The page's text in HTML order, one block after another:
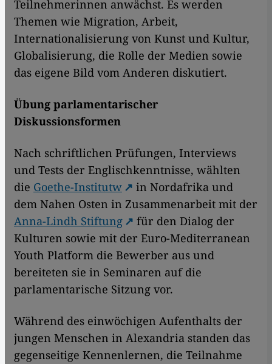
Teilnehmerinnen anwächst. Es werden
Themen wie Migration, Arbeit,
Internationalisierung von Kunst und Kultur,
Globalisierung, die Rolle der Medien sowie
das eigene Bild vom Anderen diskutiert.
Übung parlamentarischer
Diskussionsformen
Nach schriftlichen Prüfungen, Interviews
und Tests der Englischkenntnisse, wählten
die Goethe-Institutw
in Nordafrika und
dem Nahen Osten in Zusammenarbeit mit der
Anna-Lindh Stiftung
für den Dialog der
Kulturen sowie mit der Euro-Mediterranean
Youth Platform die Bewerber aus und
bereiteten sie in Seminaren auf die
parlamentarische Sitzung vor.
Während des einwöchigen Aufenthalts der
jungen Menschen in Alexandria standen das
gegenseitige Kennenlernen, die Teilnahme